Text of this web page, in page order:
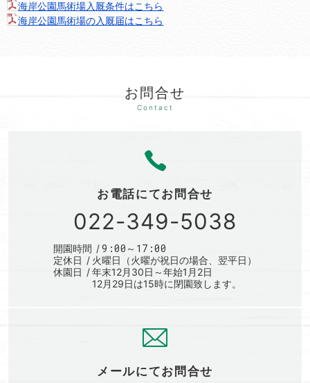
海岸公園馬術場入厩条件はこちら
海岸公園馬術場の入厩届はこちら
お問合せ
お電話にてお問合せ
022-349-5038
開園時間 9:00～17:00
定休日
火曜日（火曜が祝日の場合、翌平日）
休園日
年末12月30日～年始1月2日
12月29日は15時に閉園致します。
メールにてお問合せ